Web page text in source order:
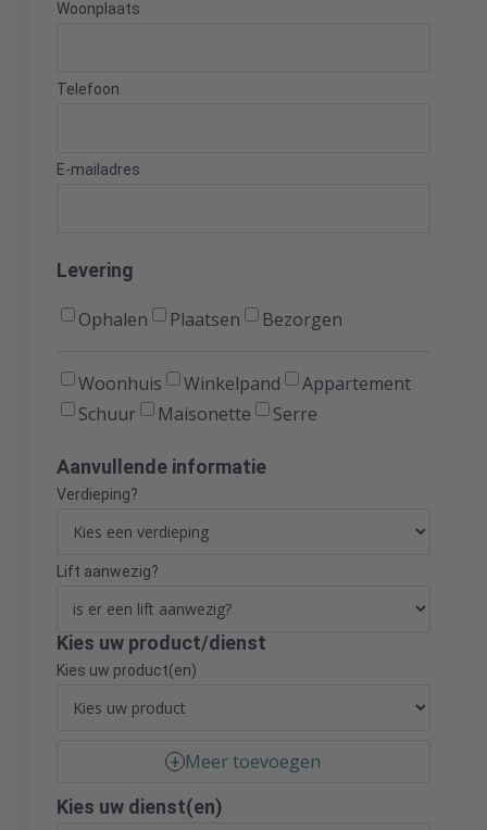
Woonplaats
Telefoon
E-mailadres
Levering
Ophalen Plaatsen Bezorgen
Woonhuis Winkelpand
Appartement
Schuur
Maisonette Serre
Aanvullende informatie
Verdieping?
Lift aanwezig?
Kies uw product/dienst
Kies uw product(en)
Meer toevoegen
Kies uw dienst(en)